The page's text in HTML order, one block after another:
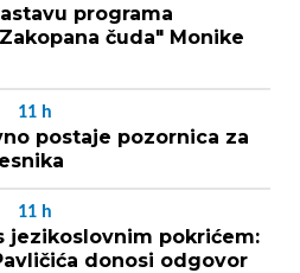
programa
čuda" Monike
11 h
postaje pozornica za
11 h
jezikoslovnim pokrićem:
donosi odgovor